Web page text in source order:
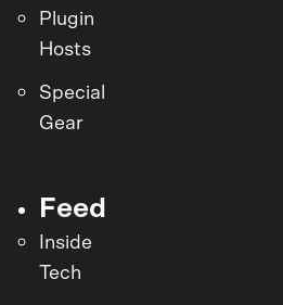
Plugin
Hosts
Special
Gear
Feed
Inside
Tech